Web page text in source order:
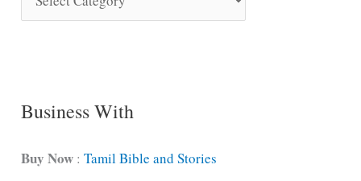
o
C
t
Business With
Buy Now :Tamil Bible and Stories